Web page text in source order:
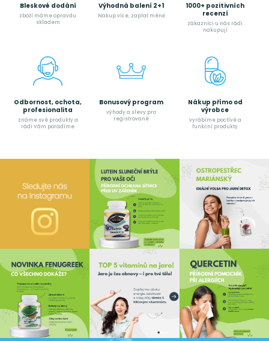
Bleskové dodání
zboží máme opravdu
skladem
Výhodná balení 2+1
Nakup více, zaplať méně
1000+ pozitivních
recenzí
zákazníci u nás rádi
nakupují
Odbornost, ochota,
profesionalita
známe své produkty a
rádi Vám poradíme
Bonusový program
výhody a slevy pro
registrované
Nákup přímo od
výrobce
vyrábíme poctívé a
funkční produkty